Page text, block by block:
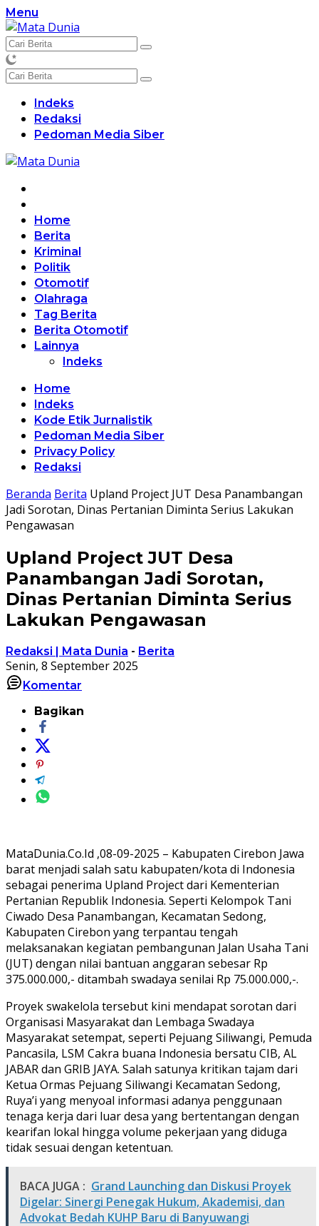
Langsung
ke
konten
Menu
Indeks
Redaksi
Pedoman Media Siber
Home
Berita
Kriminal
Politik
Otomotif
Olahraga
Tag Berita
Berita Otomotif
Lainnya
Indeks
Home
Indeks
Kode Etik Jurnalistik
Pedoman Media Siber
Privacy Policy
Redaksi
Beranda Berita Upland Project JUT Desa Panambangan
Jadi Sorotan, Dinas Pertanian Diminta Serius Lakukan
Pengawasan
Upland Project JUT Desa
Panambangan Jadi Sorotan,
Dinas Pertanian Diminta Serius
Lakukan Pengawasan
Redaksi | Mata Dunia - Berita
Senin, 8 September 2025
Komentar
Bagikan
MataDunia.Co.Id ,08-09-2025 – Kabupaten Cirebon Jawa
barat menjadi salah satu kabupaten/kota di Indonesia
sebagai penerima Upland Project dari Kementerian
Pertanian Republik Indonesia. Seperti Kelompok Tani
Ciwado Desa Panambangan, Kecamatan Sedong,
Kabupaten Cirebon yang terpantau tengah
melaksanakan kegiatan pembangunan Jalan Usaha Tani
(JUT) dengan nilai bantuan anggaran sebesar Rp
375.000.000,- ditambah swadaya senilai Rp 75.000.000,-.
Proyek swakelola tersebut kini mendapat sorotan dari
Organisasi Masyarakat dan Lembaga Swadaya
Masyarakat setempat, seperti Pejuang Siliwangi, Pemuda
Pancasila, LSM Cakra buana Indonesia bersatu CIB, AL
JABAR dan GRIB JAYA. Salah satunya kritikan tajam dari
Ketua Ormas Pejuang Siliwangi Kecamatan Sedong,
Ruya’i yang menyoal informasi adanya penggunaan
tenaga kerja dari luar desa yang bertentangan dengan
kearifan lokal hingga volume pekerjaan yang diduga
tidak sesuai dengan ketentuan.
BACA JUGA : Grand Launching dan Diskusi Proyek
Digelar: Sinergi Penegak Hukum, Akademisi, dan
Advokat Bedah KUHP Baru di Banyuwangi